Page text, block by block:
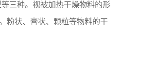
三种。视被加热干燥物料的形
粉状、膏状、颗粒等物料的干